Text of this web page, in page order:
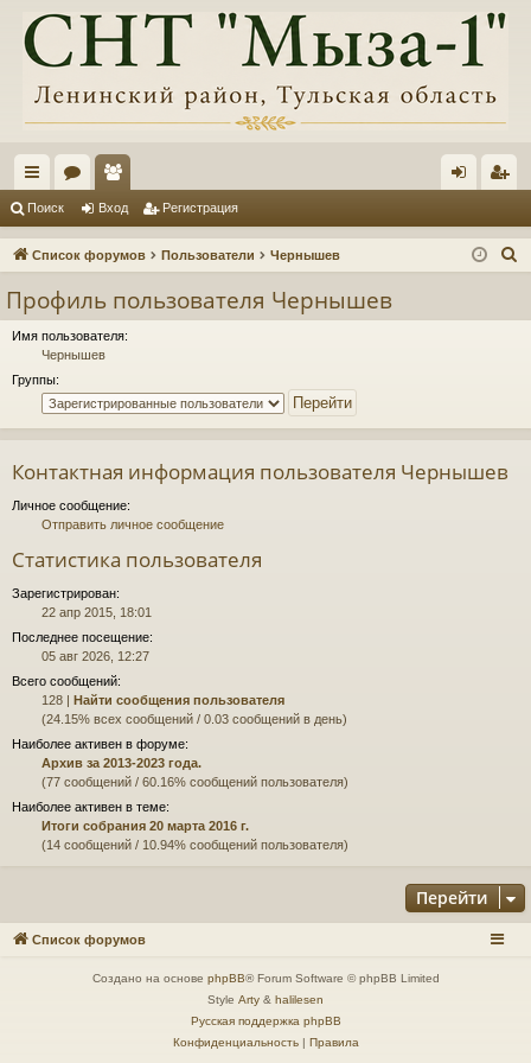
с
ы
и
ум
ол
ьз д ис
Поиск Вход Регистрация
Список форумов Пользователи Чернышев
Профиль пользователя Чернышев
Имя пользователя:
Чернышев
Группы:
Контактная информация пользователя Чернышев
Личное сообщение:
Отправить личное сообщение
Статистика пользователя
Зарегистрирован:
22 апр 2015, 18:01
Последнее посещение:
05 авг 2026, 12:27
Всего сообщений:
128 |
Найти сообщения пользователя
(24.15% всех сообщений / 0.03 сообщений в день)
Наиболее активен в форуме:
Архив за 2013-2023 года.
(77 сообщений / 60.16% сообщений пользователя)
Наиболее активен в теме:
Итоги собрания 20 марта 2016 г.
(14 сообщений / 10.94% сообщений пользователя)
Перейти
Список форумов
Создано на основе phpBB® Forum Software © phpBB Limited
Style Arty & halilesen
Русская поддержка phpBB
Конфиденциальность| Правила